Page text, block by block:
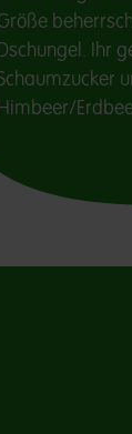
Dschungel. Ihr
Himbeer/